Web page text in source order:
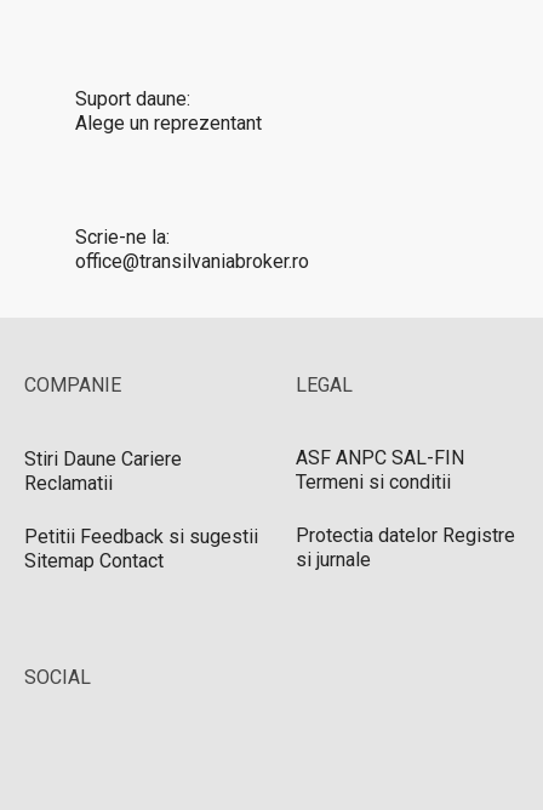
Suport daune:
Alege un reprezentant
Scrie-ne la:
office@transilvaniabroker.ro
COMPANIE
Stiri Daune Cariere
Reclamatii
Petitii Feedback si sugestii
Sitemap Contact
LEGAL
ASF ANPC SAL-FIN
Termeni si conditii
Protectia datelor Registre
si jurnale
SOCIAL